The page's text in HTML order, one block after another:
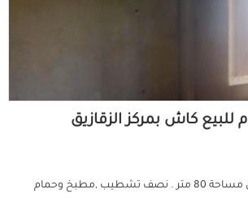
شقة سكنية 80م للبيع كاش بمركز الزقازيق
شقة للبيع في الزنكلون مساحة 80 متر . نصف تشطيب ,مطبخ وحمام